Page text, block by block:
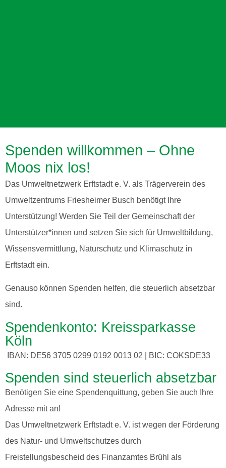
UMWELT- UND
NATURPARKZENTRUM
ERFTSTADT
Spenden willkommen – Ohne
Moos nix los!
Das Umweltnetzwerk Erftstadt e. V. als Trägerverein des
Umweltzentrums Friesheimer Busch benötigt Ihre
Unterstützung! Werden Sie Teil der Gemeinschaft der
Unterstützer*innen und setzen Sie sich für Umweltbildung,
Wissensvermittlung, Naturschutz und Klimaschutz in
Erftstadt ein.
Genauso können Spenden helfen, die steuerlich absetzbar
sind.
Spendenkonto: Kreissparkasse
Köln
IBAN: DE56 3705 0299 0192 0013 02 | BIC: COKSDE33
Spenden sind steuerlich absetzbar
Benötigen Sie eine Spendenquittung, geben Sie auch Ihre
Adresse mit an!
Das Umweltnetzwerk Erftstadt e. V. ist wegen der Förderung
des Natur- und Umweltschutzes durch
Freistellungsbescheid des Finanzamtes Brühl als